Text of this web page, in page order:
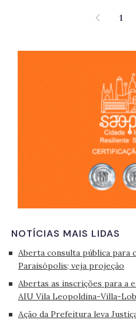
1
NOTÍCIAS MAIS LIDAS
Aberta consulta pública para
Paraisópolis; veja projeção
Abertas as inscrições para a
AIU Vila Leopoldina-Villa-
Ação da Prefeitura leva